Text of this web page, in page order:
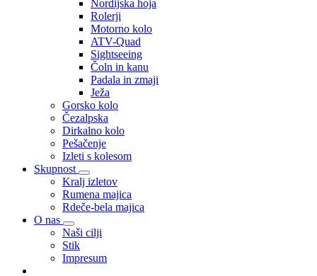
Nordijska hoja
Rolerji
Motorno kolo
ATV-Quad
Sightseeing
Čoln in kanu
Padala in zmaji
Ježa
Gorsko kolo
Čezalpska
Dirkalno kolo
Pešačenje
Izleti s kolesom
Skupnost
Kralj izletov
Rumena majica
Rdeče-bela majica
O nas
Naši cilji
Stik
Impresum